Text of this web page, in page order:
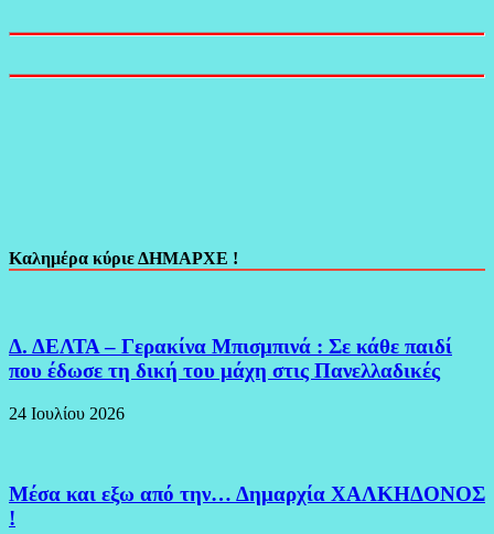
Καλημέρα κύριε ΔΗΜΑΡΧΕ !
Δ. ΔΕΛΤΑ – Γερακίνα Μπισμπινά : Σε κάθε παιδί
που έδωσε τη δική του μάχη στις Πανελλαδικές
24 Ιουλίου 2026
Μέσα και εξω από την… Δημαρχία ΧΑΛΚΗΔΟΝΟΣ
!